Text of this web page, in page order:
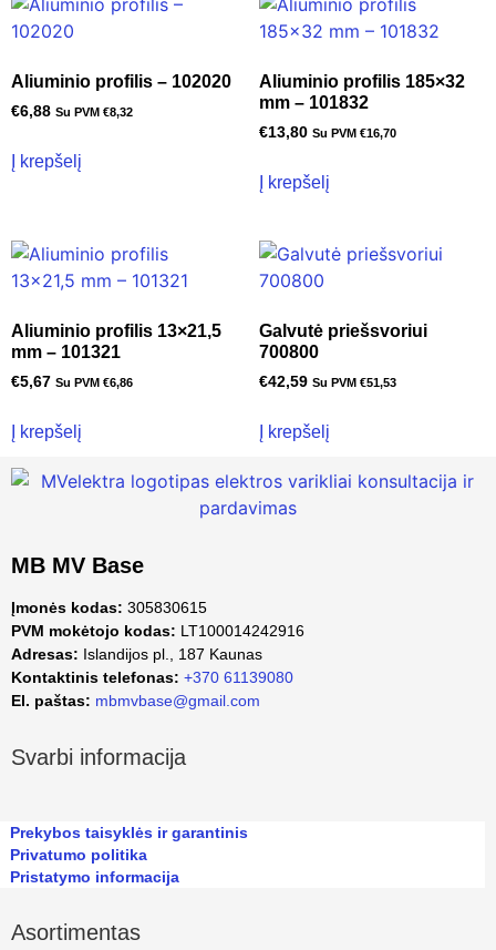
Aliuminio profilis – 102020
€6,88 Su PVM €8,32
Į krepšelį
Aliuminio profilis 185×32
mm – 101832
€13,80 Su PVM €16,70
Į krepšelį
Aliuminio profilis 13×21,5
mm – 101321
€5,67 Su PVM €6,86
Į krepšelį
Galvutė priešsvoriui
700800
€42,59 Su PVM €51,53
Į krepšelį
MB MV Base
Įmonės kodas: 305830615
PVM mokėtojo kodas: LT100014242916
Adresas: Islandijos pl., 187 Kaunas
Kontaktinis telefonas: +370 61139080
El. paštas: mbmvbase@gmail.com
Svarbi informacija
Prekybos taisyklės ir garantinis
Privatumo politika
Pristatymo informacija
Asortimentas